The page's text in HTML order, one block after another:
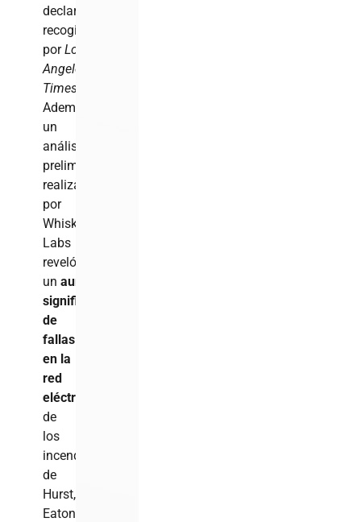
declaraciones
recogidas
porLos
Angeles
Times
Además,
un
análisis
preliminar
realizado
por
Whisker
Labs
reveló
unaumento
significativo
de
fallas
en la
red
eléctrica
de
los
incendios
de
Hurst,
Eaton